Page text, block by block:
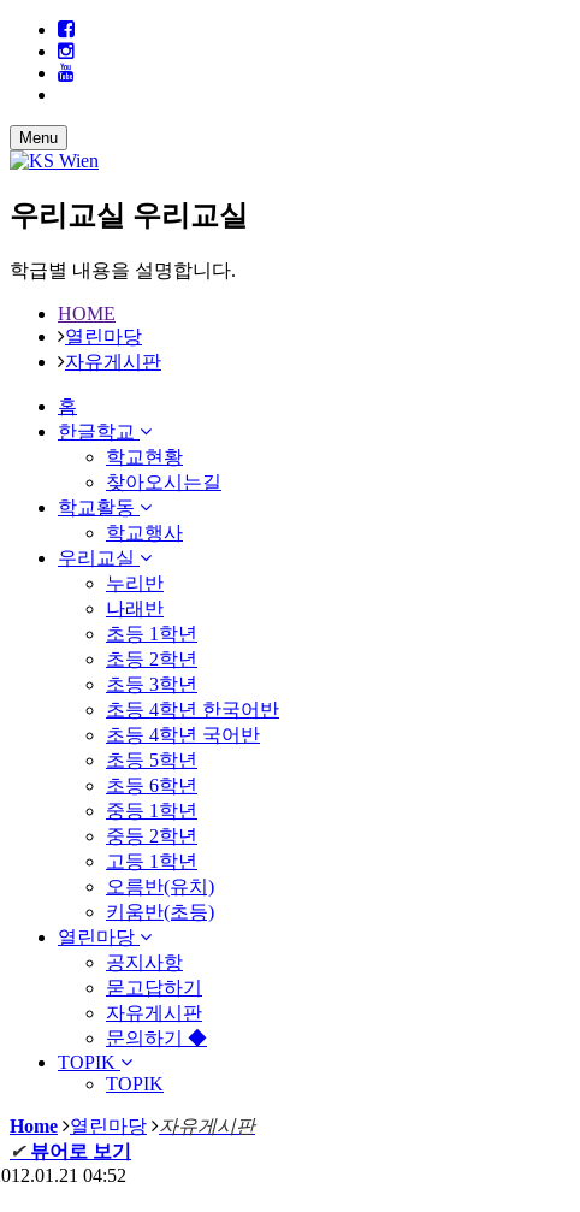
Menu
우리교실 우리교실
학급별 내용을 설명합니다.
HOME
열린마당
자유게시판
홈
한글학교
학교현황
찾아오시는길
학교활동
학교행사
우리교실
누리반
나래반
초등 1학년
초등 2학년
초등 3학년
초등 4학년 한국어반
초등 4학년 국어반
초등 5학년
초등 6학년
중등 1학년
중등 2학년
고등 1학년
오름반(유치)
키움반(초등)
열린마당
공지사항
묻고답하기
자유게시판
문의하기 ◆
TOPIK
TOPIK
Home 열린마당
자유게시판
✔ 뷰어로 보기
04:52